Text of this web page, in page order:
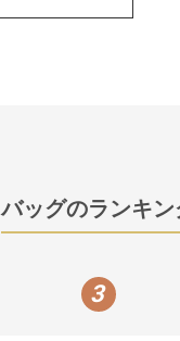
バッグのランキン
3